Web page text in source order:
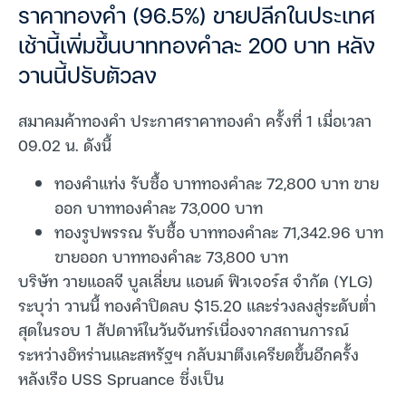
ราคาทองคำ (96.5%) ขายปลีกในประเทศ
เช้านี้เพิ่มขึ้นบาททองคำละ 200 บาท หลัง
วานนี้ปรับตัวลง
สมาคมค้าทองคำ ประกาศราคาทองคำ ครั้งที่ 1 เมื่อเวลา
09.02 น. ดังนี้
ทองคำแท่ง รับซื้อ บาททองคำละ 72,800 บาท ขาย
ออก บาททองคำละ 73,000 บาท
ทองรูปพรรณ รับซื้อ บาททองคำละ 71,342.96 บาท
ขายออก บาททองคำละ 73,800 บาท
บริษัท วายแอลจี บูลเลี่ยน แอนด์ ฟิวเจอร์ส จำกัด (YLG)
ระบุว่า วานนี้ ทองคำปิดลบ $15.20 และร่วงลงสู่ระดับต่ำ
สุดในรอบ 1 สัปดาห์ในวันจันทร์เนื่องจากสถานการณ์
ระหว่างอิหร่านและสหรัฐฯ กลับมาตึงเครียดขึ้นอีกครั้ง
หลังเรือ USS Spruance ซึ่งเป็น